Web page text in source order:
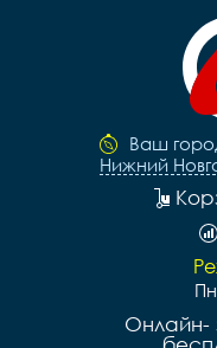
Ваш
Нижний
Онлайн-